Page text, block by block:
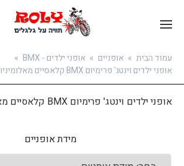
בואו להירשם
עמוד הבית » אופניים » אופני ילדים - BMX
»
אופני ילדים וינטג' פרימיום BMX קלאסיים מאלומיניום צבע לבן
אופני ילדים וינטג' פרימיום BMX קלאסיים מאלומיניום צבע לבן
מידת אופניים